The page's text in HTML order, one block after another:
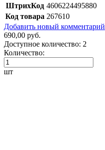
ШтрихКод 4606224495880
Код товара 267610
Добавить новый комментарий
690,00 руб.
Доступное количество: 2
Количество:
шт